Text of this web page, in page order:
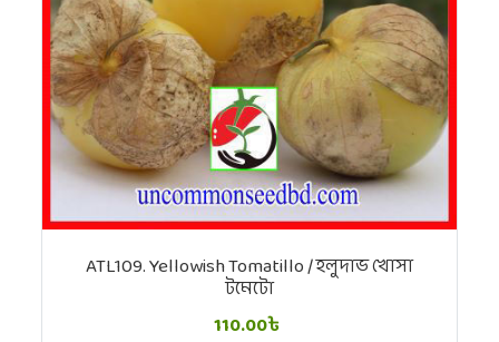
ATL109. Yellowish Tomatillo / হলুদাভ খোসা
টমেটো
110.00৳